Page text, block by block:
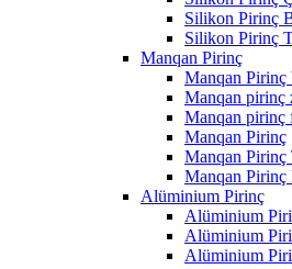
Silikon Pirinç
Silikon Pirinç
Manqan Pirinç
Manqan Pirinç
Manqan pirinç
Manqan pirinç
Manqan Pirinç
Manqan Pirinç
Manqan Pirinç
Alüminium Pirinç
Alüminium
Alüminium
Alüminium